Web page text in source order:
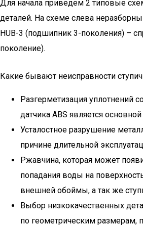
Для начала приведем 2 типовые
деталей. На схеме слева
HUB-3 (подшипник 3-поколения) –
поколение).
Какие бывают неисправности
Разгерметизация уплотнений
датчика ABS является
Усталостное разрушение
причине длительной
Ржавчина, которая может
попадания воды на
внешней обоймы, а так же
Выбор низкокачественных
по геометрическим размерам,